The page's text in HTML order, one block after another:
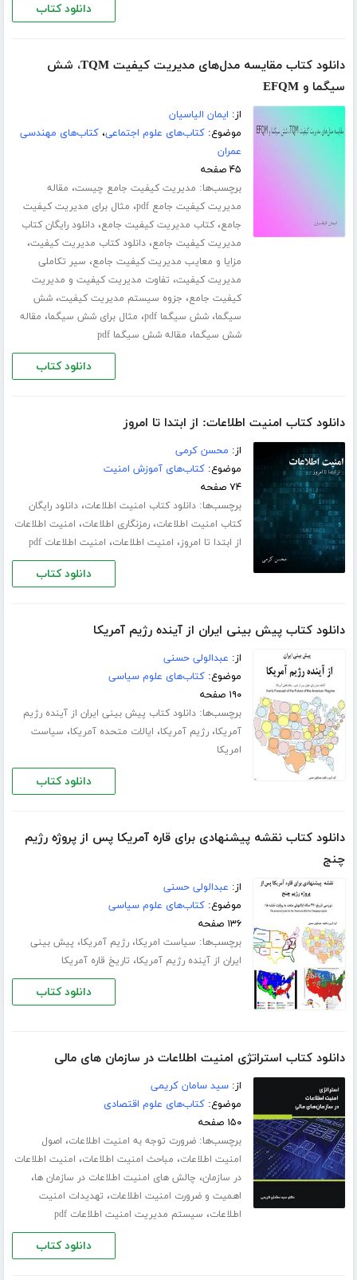
دانلود کتاب
دانلود کتاب مقایسه مدل‌های مدیریت کیفیت TQM، شش
سیگما و EFQM
از: ایمان الیاسیان
موضوع:کتاب‌های علوم اجتماعی،کتاب‌های مهندسی
عمران
۴۵ صفحه
برچسب‌ها: مدیریت کیفیت جامع چیست، مقاله
مدیریت کیفیت جامع pdf
، مثال برای مدیریت کیفیت
جامع،کتاب مدیریت کیفیت جامع،دانلود رایگان کتاب
مدیریت کیفیت جامع،دانلود کتاب مدیریت کیفیت،
مزایا و معایب مدیریت کیفیت جامع، سیر تکاملی
مدیریت کیفیت، تفاوت مدیریت کیفیت و مدیریت
کیفیت جامع، جزوه سیستم مدیریت کیفیت،شش
سیگما،شش سیگما pdf ، مثال برای شش سیگما، مقاله
شش سیگما، مقاله شش سیگما pdf
دانلود کتاب
دانلود کتاب امنیت اطلاعات: از ابتدا تا امروز
از: محسن کرمی
موضوع:کتاب‌های آموزش امنیت
۷۴ صفحه
برچسب‌ها:دانلود کتاب امنیت اطلاعات،دانلود رایگان
کتاب امنیت اطلاعات،رمزنگاری اطلاعات، امنیت اطلاعات
از ابتدا تا امروز، امنیت اطلاعات، امنیت اطلاعات pdf
دانلود کتاب
دانلود کتاب پیش بینی ایران از آینده رژیم آمریکا
از: عبدالولی حسنی
موضوع:کتاب‌های علوم سیاسی
۱۹۰ صفحه
برچسب‌ها:دانلود کتاب پیش بینی ایران از آینده رژیم
آمریکا،رژیم آمریکا، ایالات متحده آمریکا، سیاست
امریکا
دانلود کتاب
دانلود کتاب نقشه پیشنهادی برای قاره آمریکا پس از پروژه رژیم
چنج
از: عبدالولی حسنی
موضوع:کتاب‌های علوم سیاسی
۱۳۶ صفحه
برچسب‌ها: سیاست امریکا،رژیم آمریکا، پیش بینی
ایران از آینده رژیم آمریکا، تاریخ قاره آمریکا
دانلود کتاب
دانلود کتاب استراتژی امنیت اطلاعات در سازمان های مالی
از:سید سامان کریمی
موضوع:کتاب‌های علوم اقتصادی
۱۵۰ صفحه
برچسب‌ها:ضرورت توجه به امنیت اطلاعات، اصول
امنیت اطلاعات، مباحث امنیت اطلاعات، امنیت اطلاعات
در سازمان، چالش های امنیت اطلاعات در سازمان ها،
اهمیت و ضرورت امنیت اطلاعات، تهدیدات امنیت
اطلاعات، سیستم مدیریت امنیت اطلاعات pdf
دانلود کتاب